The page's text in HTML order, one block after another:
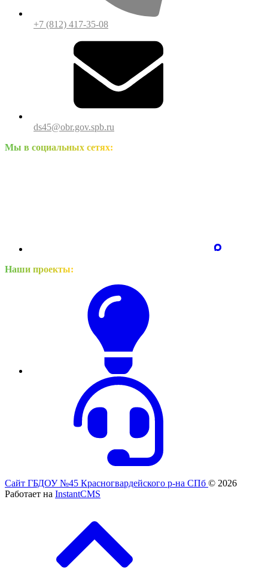
+7 (812) 417-35-08
ds45@obr.gov.spb.ru
Мы в социальных сетях:
Наши проекты:
Сайт ГБДОУ №45 Красногвардейского р-на СПб © 2026
Работает на InstantCMS